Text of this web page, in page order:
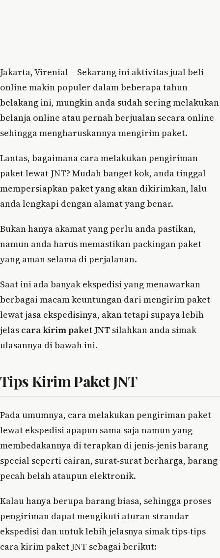
Jakarta, Virenial – Sekarang ini aktivitas jual beli
online makin populer dalam beberapa tahun
belakang ini, mungkin anda sudah sering melakukan
belanja online atau pernah berjualan secara online
sehingga mengharuskannya mengirim paket.
Lantas, bagaimana cara melakukan pengiriman
paket lewat JNT? Mudah banget kok, anda tinggal
mempersiapkan paket yang akan dikirimkan, lalu
anda lengkapi dengan alamat yang benar.
Bukan hanya akamat yang perlu anda pastikan,
namun anda harus memastikan packingan paket
yang aman selama di perjalanan.
Saat ini ada banyak ekspedisi yang menawarkan
berbagai macam keuntungan dari mengirim paket
lewat jasa ekspedisinya, akan tetapi supaya lebih
jelas cara kirim paket JNT silahkan anda simak
ulasannya di bawah ini.
Tips Kirim Paket JNT
Pada umumnya, cara melakukan pengiriman paket
lewat ekspedisi apapun sama saja namun yang
membedakannya di terapkan di jenis-jenis barang
special seperti cairan, surat-surat berharga, barang
pecah belah ataupun elektronik.
Kalau hanya berupa barang biasa, sehingga proses
pengiriman dapat mengikuti aturan strandar
ekspedisi dan untuk lebih jelasnya simak tips-tips
cara kirim paket JNT sebagai berikut: